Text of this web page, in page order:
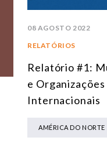
08 AGOSTO 2022
RELATÓRIOS
Relatório #1:
e Organizações
Internacionais
AMÉRICA DO NORTE